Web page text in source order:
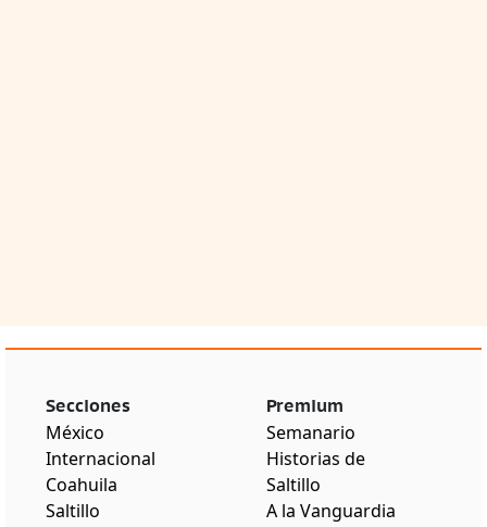
Secciones
México
Internacional
Coahuila
Saltillo
Premium
Semanario
Historias de
Saltillo
A la Vanguardia